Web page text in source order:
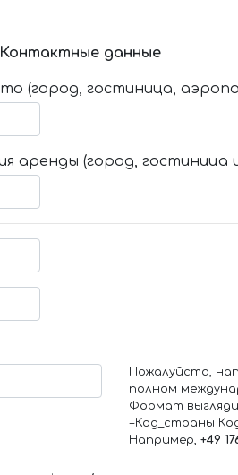
Контактные данные
(город, гостиница,
аренды (город, гостиница
Пожалуйста,
полном
Формат
+Код_страны
Например, +49